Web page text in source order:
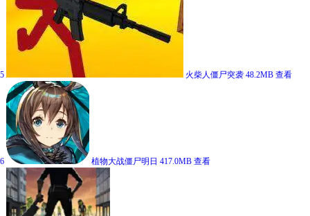
5 火柴人僵尸突袭 48.2MB 查看
6 植物大战僵尸明日 417.0MB 查看